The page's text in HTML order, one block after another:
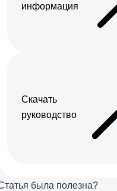
информация
Скачать
руководство
была полезна?